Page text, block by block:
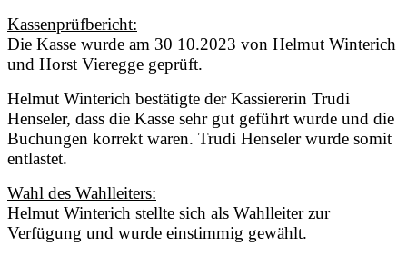
Kassenprüfbericht:
Die Kasse wurde am 30 10.2023 von Helmut Winterich
und Horst Vieregge geprüft.
Helmut Winterich bestätigte der Kassiererin Trudi
Henseler, dass die Kasse sehr gut geführt wurde und die
Buchungen korrekt waren. Trudi Henseler wurde somit
entlastet.
Wahl des Wahlleiters:
Helmut Winterich stellte sich als Wahlleiter zur
Verfügung und wurde einstimmig gewählt.